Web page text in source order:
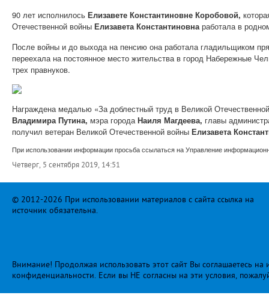
90 лет исполнилось Елизавете Константиновне Коробовой,
Отечественной войны Елизавета Константиновнаработала в
После войны и до выхода на пенсию она работала гладильщиком
переехала на постоянное место жительства в город Набережные
трех правнуков.
Награждена медалью «За доблестный труд в Великой
Владимира Путина, мэра городаНаиля Магдеева, главы
получил ветеран Великой Отечественной войны Елизавета
При использовании информации просьба ссылаться на Управление
Четверг, 5 сентября 2019, 14:51
© 2012-2026 При использовании материалов с сайта ссылка на
источник обязательна.
Внимание! Продолжая использовать этот сайт Вы соглашаетесь
конфиденциальности. Если вы НЕ согласны на эти условия,